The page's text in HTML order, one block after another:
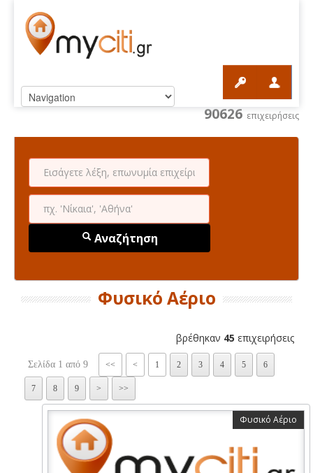
90626 επιχειρήσεις
Αναζήτηση
Φυσικό Αέριο
βρέθηκαν 45 επιχειρήσεις
Σελίδα 1 από 9 << < 1 2 3 4 5 6
7 8 9 > >>
Φυσικό Αέριο